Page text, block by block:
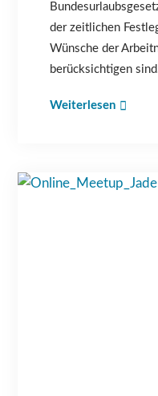
der zeitlichen
Wünsche der
berücksichtigen
Weiterlesen